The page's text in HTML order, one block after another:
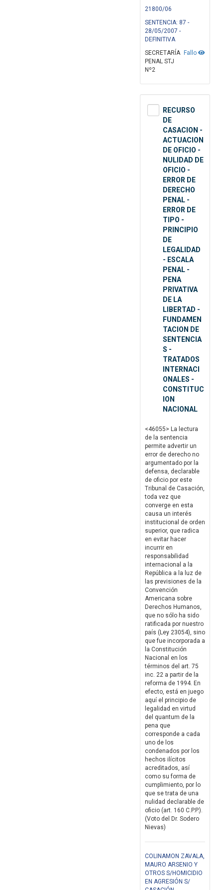
21800/06
SENTENCIA: 87 -
28/05/2007 -
DEFINITIVA
Fallo
SECRETARÍA
PENAL STJ
Nº2
RECURSO
DE
CASACION -
ACTUACION
DE OFICIO -
NULIDAD DE
OFICIO -
ERROR DE
DERECHO
PENAL -
ERROR DE
TIPO -
PRINCIPIO
DE
LEGALIDAD
- ESCALA
PENAL -
PENA
PRIVATIVA
DE LA
LIBERTAD -
FUNDAMEN
TACION DE
SENTENCIA
S -
TRATADOS
INTERNACI
ONALES -
CONSTITUC
ION
NACIONAL
<46055> La lectura
de la sentencia
permite advertir un
error de derecho no
argumentado por la
defensa, declarable
de oficio por este
Tribunal de Casación,
toda vez que
converge en esta
causa un interés
institucional de orden
superior, que radica
en evitar hacer
incurrir en
responsabilidad
internacional a la
República a la luz de
las previsiones de la
Convención
Americana sobre
Derechos Humanos,
que no sólo ha sido
ratificada por nuestro
país (Ley 23054), sino
que fue incorporada a
la Constitución
Nacional en los
términos del art. 75
inc. 22 a partir de la
reforma de 1994. En
efecto, está en juego
aquí el principio de
legalidad en virtud
del quantum de la
pena que
corresponde a cada
uno de los
condenados por los
hechos ilícitos
acreditados, así
como su forma de
cumplimiento, por lo
que se trata de una
nulidad declarable de
oficio (art. 160 C.P.P.).
(Voto del Dr. Sodero
Nievas)
COLINAMON ZAVALA,
MAURO ARSENIO Y
OTROS S/HOMICIDIO
EN AGRESIÓN S/